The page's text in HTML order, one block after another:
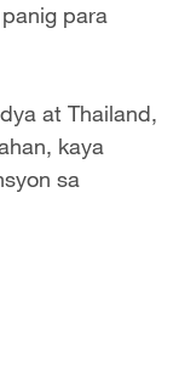
para
at Thailand,
kaya
sa